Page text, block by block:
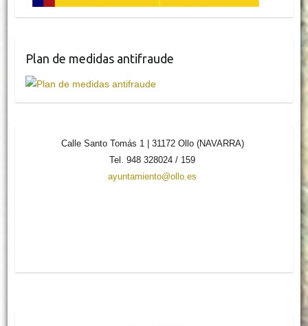
Plan de medidas antifraude
Calle Santo Tomás 1 | 31172 Ollo (NAVARRA)
Tel. 948 328024 / 159
ayuntamiento@ollo.es